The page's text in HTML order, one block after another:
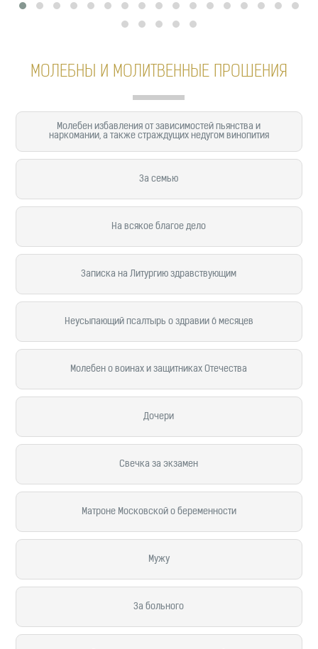
МОЛЕБНЫ И МОЛИТВЕННЫЕ ПРОШЕНИЯ
Молебен избавления от зависимостей пьянства и
наркомании, а также страждущих недугом винопития
За семью
На всякое благое дело
Записка на Литургию здравствующим
Неусыпающий псалтырь о здравии 6 месяцев
Молебен о воинах и защитниках Отечества
Дочери
Свечка за экзамен
Матроне Московской о беременности
Мужу
За больного